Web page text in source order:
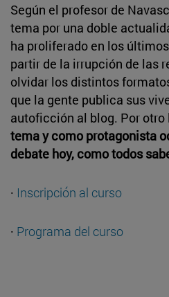
Según el profesor de
tema por una doble
ha proliferado en los
partir de la irrupción de las
olvidar los distintos
que la gente publica sus
autoficción al blog. Por otro
tema y como protagonista
debate hoy, como todos
· Inscripción al curso
· Programa del curso